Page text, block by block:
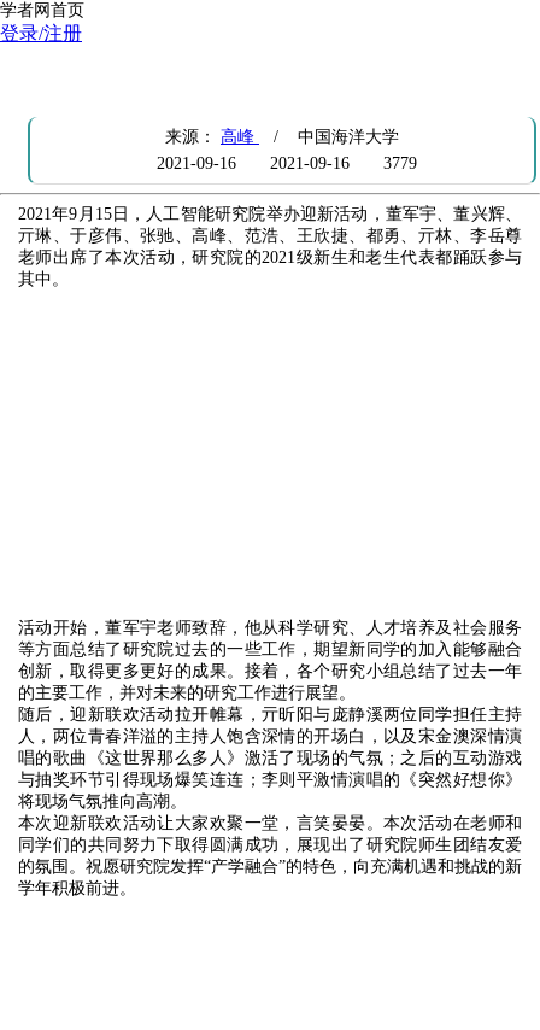
学者网首页
登录/注册
来源： 高峰
/ 中国海洋大学
2021-09-16
2021-09-16 3779
2021年9月15日，人工智能研究院举办迎新活动，董军宇、董兴辉、
亓琳、于彦伟、张驰、高峰、范浩、王欣捷、都勇、亓林、李岳尊
老师出席了本次活动，研究院的2021级新生和老生代表都踊跃参与
其中。
活动开始，董军宇老师致辞，他从科学研究、人才培养及社会服务
等方面总结了研究院过去的一些工作，期望新同学的加入能够融合
创新，取得更多更好的成果。接着，各个研究小组总结了过去一年
的主要工作，并对未来的研究工作进行展望。
随后，迎新联欢活动拉开帷幕，亓昕阳与庞静溪两位同学担任主持
人，两位青春洋溢的主持人饱含深情的开场白，以及宋金澳深情演
唱的歌曲《这世界那么多人》激活了现场的气氛；之后的互动游戏
与抽奖环节引得现场爆笑连连；李则平激情演唱的《突然好想你》
将现场气氛推向高潮。
本次迎新联欢活动让大家欢聚一堂，言笑晏晏。本次活动在老师和
同学们的共同努力下取得圆满成功，展现出了研究院师生团结友爱
的氛围。祝愿研究院发挥“产学融合”的特色，向充满机遇和挑战的新
学年积极前进。